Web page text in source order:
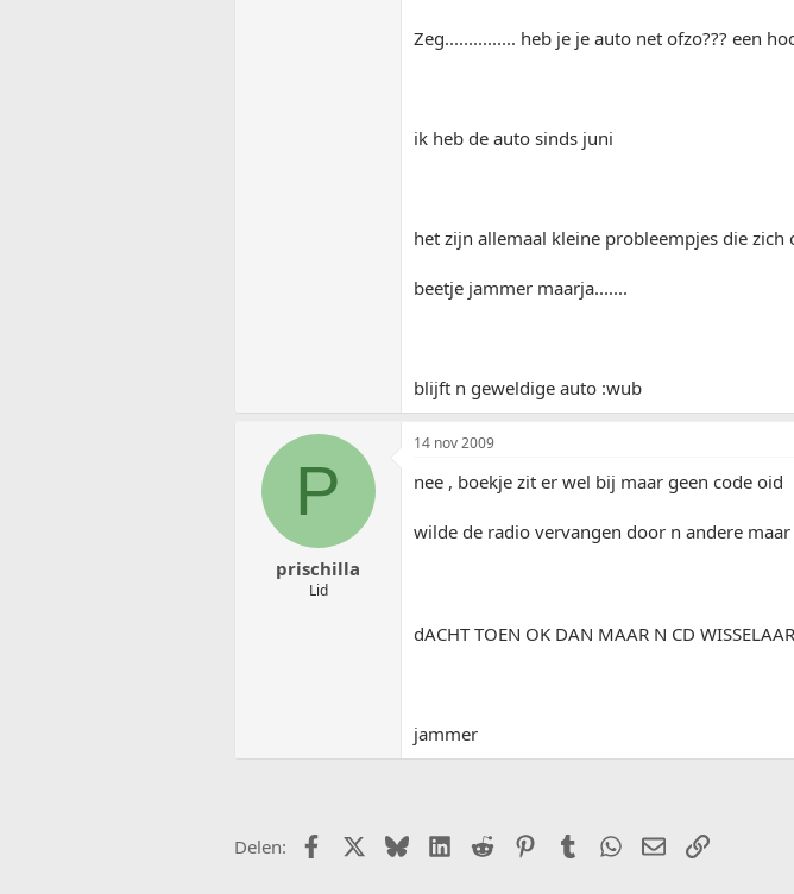
Zeg............... heb je je auto net ofzo??? een
ik heb de auto sinds juni
het zijn allemaal kleine probleempjes die zich
beetje jammer maarja.......
blijft n geweldige auto :wub
P
prischilla
Lid
14 nov 2009
nee , boekje zit er wel bij maar geen code oid
wilde de radio vervangen door n andere
dACHT TOEN OK DAN MAAR N CD
jammer
Delen: FacebookX (Twitter)
BlueskyLinkedIn
Reddit PinterestTumblr WhatsApp
E-mailLink